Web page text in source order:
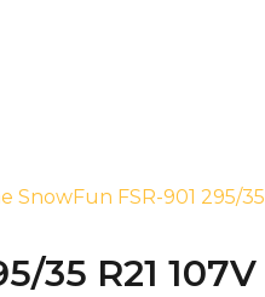
SnowFun FSR-901 295/35
35 R21 107V